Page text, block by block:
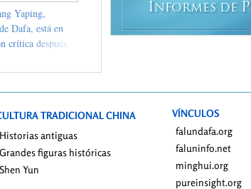
Yaping,
Dafa, está en
crítica después
de
INFORMES DE P
TRADICIONAL CHINA
Historias antiguas
Grandes figuras históricas
Shen Yun
VÍNCULOS
falundafa.org
faluninfo.net
minghui.org
pureinsight.org